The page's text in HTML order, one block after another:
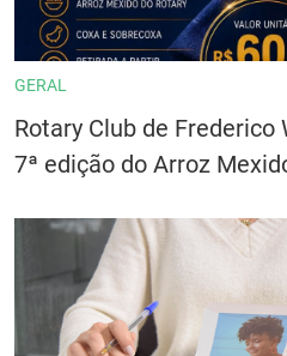
GERAL
Rotary Club de
7ª edição do Arroz